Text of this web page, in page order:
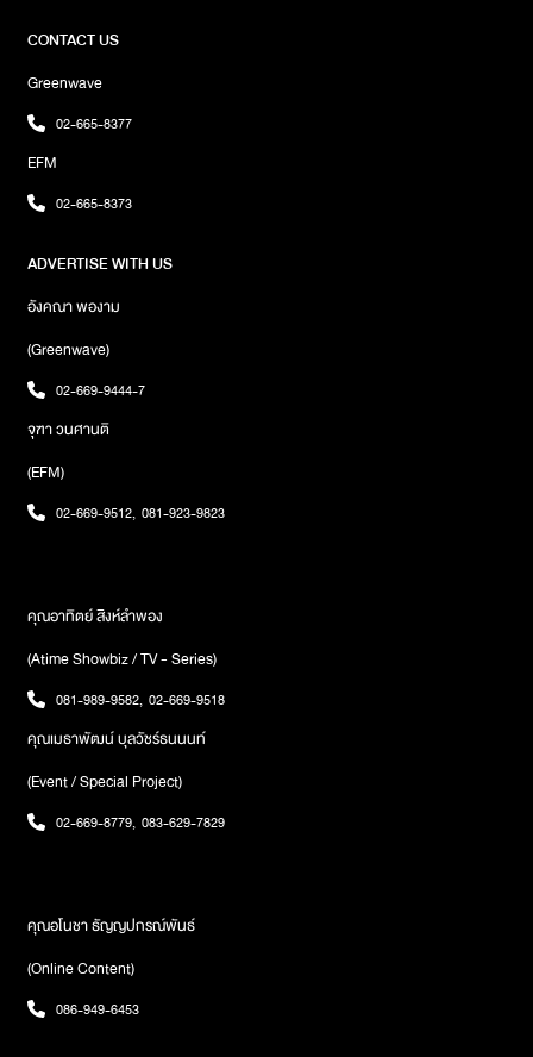
วันที่เธอกลายเป็นศิลปินผู้เป็นที่รักของคนทั่วโลก ขณะเดียวกัน ลิซ่า ก็
ส่วนหนึ่งของแฟชั่นเซ็ทที่ถ่ายขึ้นปกนิตยสาร Harper's BAZAAR
Singaporeภาพ : Harper's BAZAAR Singapore
CONTACT US
Greenwave
02-665-8377
EFM
02-665-8373
ADVERTISE WITH US
อังคณา พองาม
(Greenwave)
02-669-9444-7
จุฑา วนศานติ
(EFM)
02-669-9512, 081-923-9823
คุณอาทิตย์ สิงห์ลำพอง
(Atime Showbiz / TV - Series)
081-989-9582, 02-669-9518
คุณเมธาพัฒน์ บุลวัชร์ธนนนท์
(Event / Special Project)
02-669-8779, 083-629-7829
คุณอโนชา ธัญญปกรณ์พันธ์
(Online Content)
086-949-6453